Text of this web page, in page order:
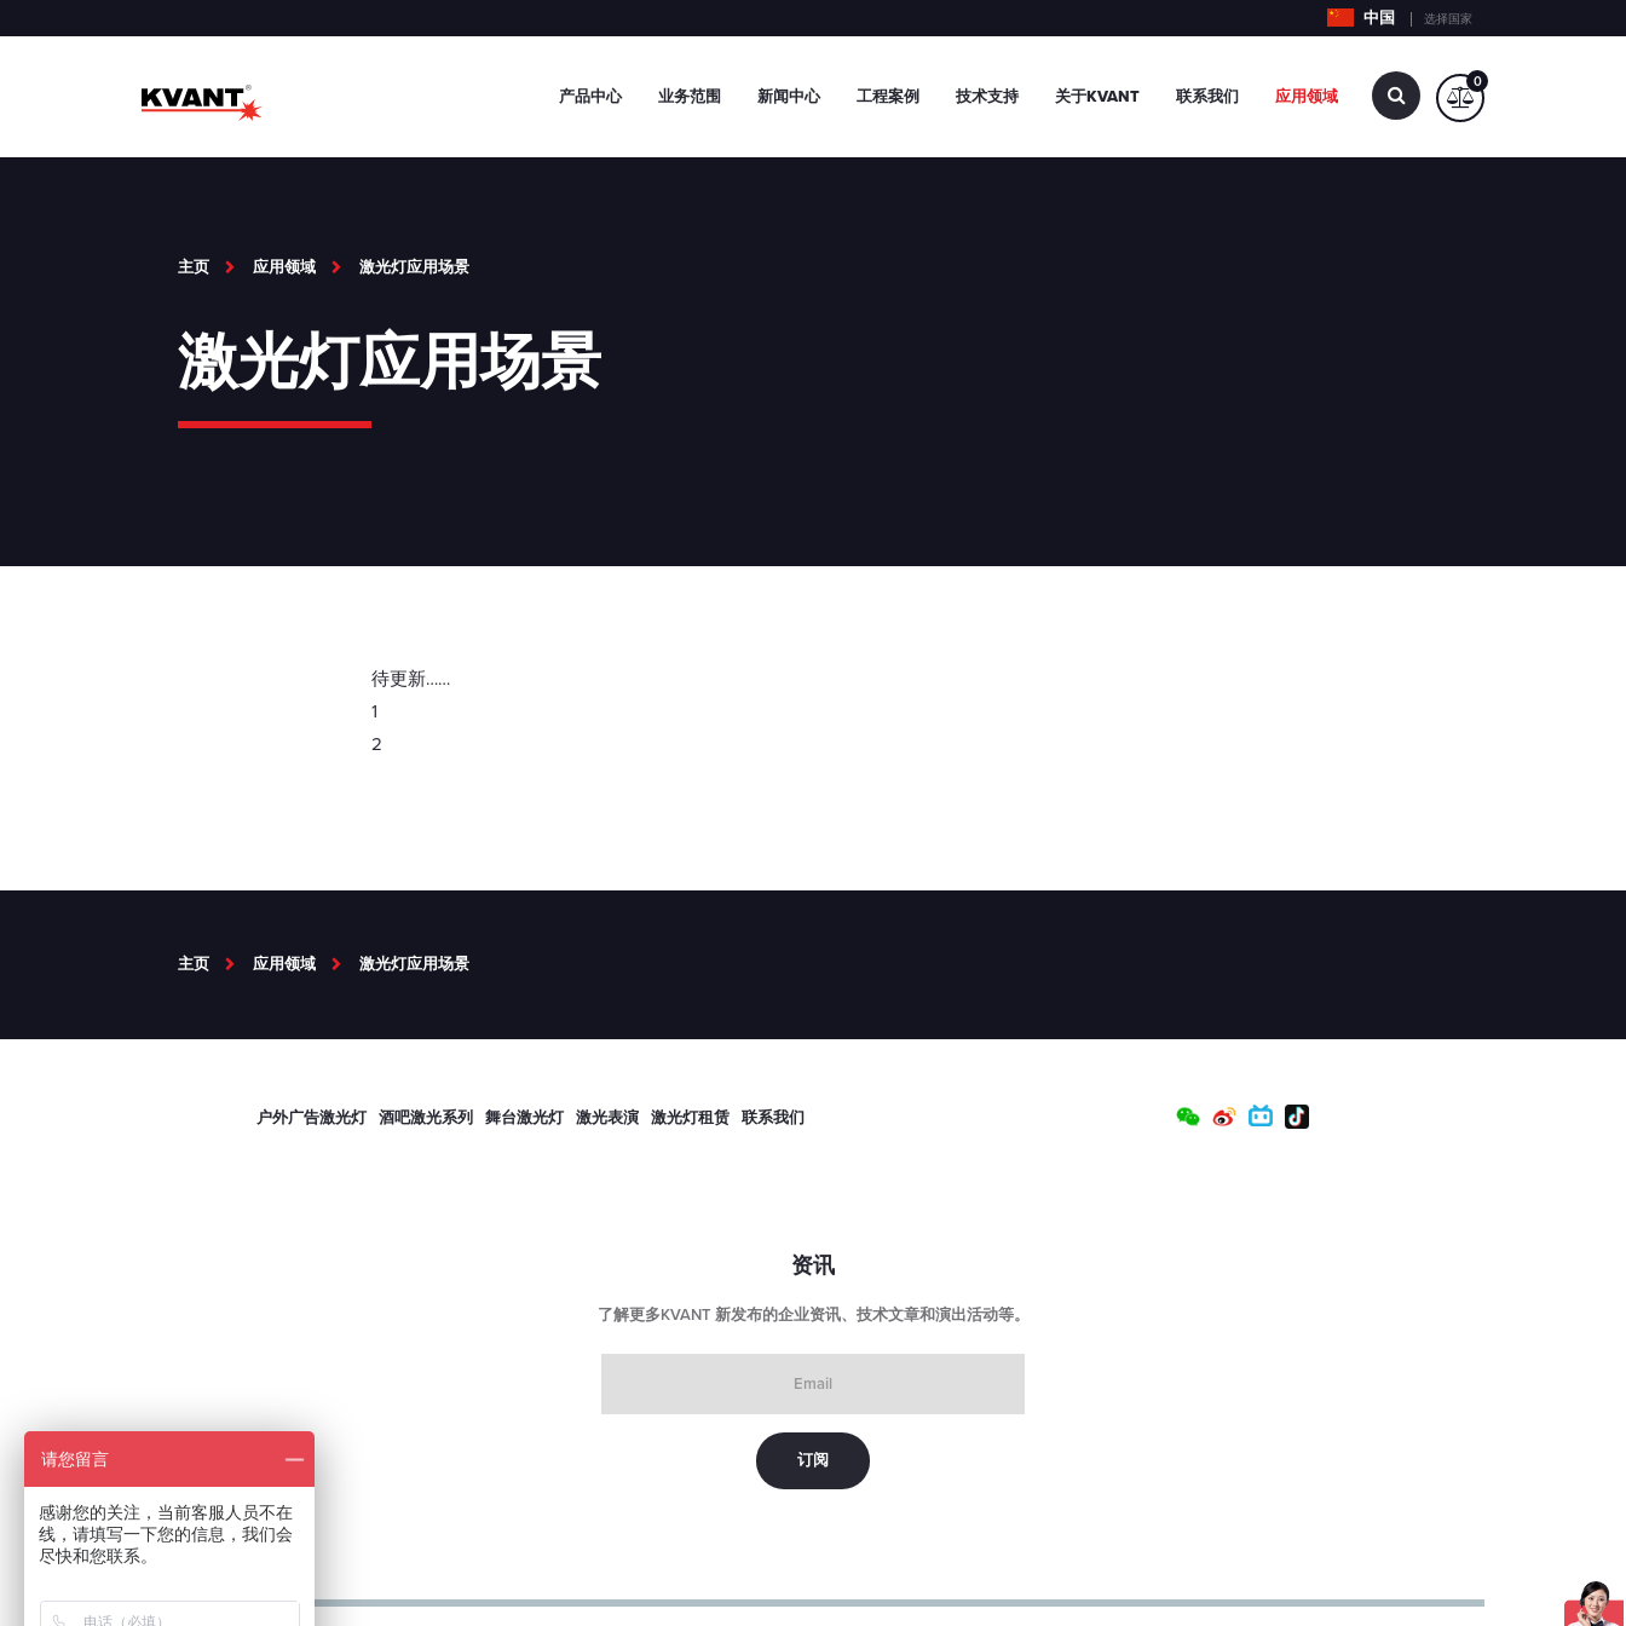
中国 选择国家
产品中心 业务范围 新闻中心 工程案例 技术支持 关于KVANT 联系我们 应用领域
查
找…
0
主页 应用领域 激光灯应用场景
激光灯应用场景
待更新……
1
2
主页 应用领域 激光灯应用场景
户外广告激光灯 酒吧激光系列 舞台激光灯 激光表演 激光灯租赁 联系我们
资讯
了解更多KVANT 新发布的企业资讯、技术文章和演出活动等。
请您留言
感谢您的关注，当前客服人员不在
线，请填写一下您的信息，我们会
尽快和您联系。